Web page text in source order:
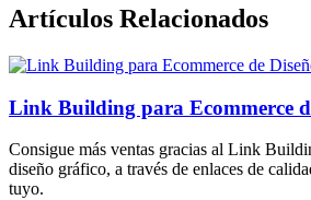
Artículos Relacionados
Link Building para Ecommerce
Consigue más ventas gracias al Link
diseño gráfico, a través de enlaces de
tuyo.